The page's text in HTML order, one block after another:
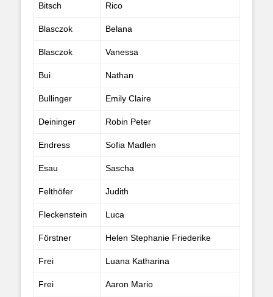
Bitsch Rico
Blasczok Belana
Blasczok Vanessa
Bui Nathan
Bullinger Emily Claire
Deininger Robin Peter
Endress Sofia Madlen
Esau Sascha
Felthöfer Judith
Fleckenstein Luca
Förstner Helen Stephanie Friederike
Frei Luana Katharina
Frei Aaron Mario